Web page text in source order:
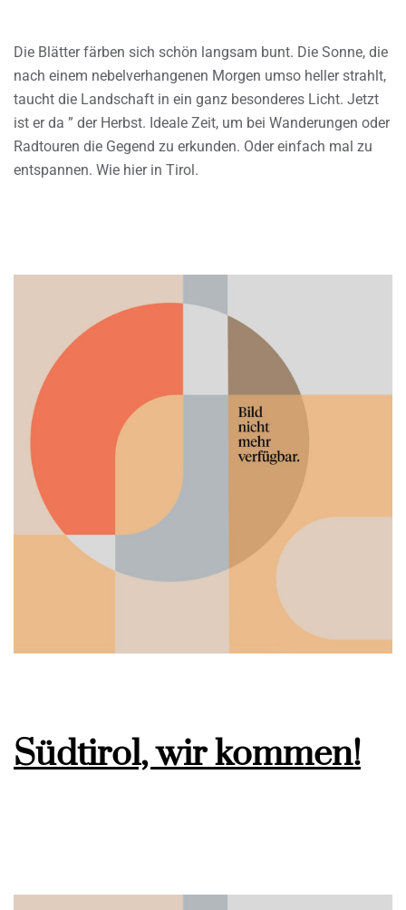
Die Blätter färben sich schön langsam bunt. Die Sonne, die
nach einem nebelverhangenen Morgen umso heller strahlt,
taucht die Landschaft in ein ganz besonderes Licht. Jetzt
ist er da ” der Herbst. Ideale Zeit, um bei Wanderungen oder
Radtouren die Gegend zu erkunden. Oder einfach mal zu
entspannen. Wie hier in Tirol.
Südtirol, wir kommen!